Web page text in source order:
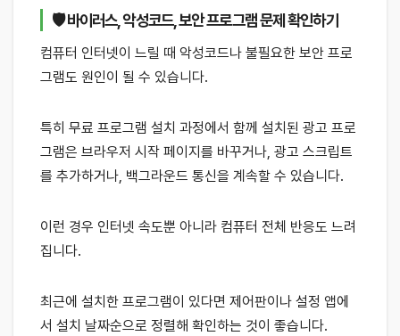
🛡 바이러스, 악성코드, 보안 프로그램 문제 확인하기
컴퓨터 인터넷이 느릴 때 악성코드나 불필요한 보안 프로
그램도 원인이 될 수 있습니다.
특히 무료 프로그램 설치 과정에서 함께 설치된 광고 프로
그램은 브라우저 시작 페이지를 바꾸거나, 광고 스크립트
를 추가하거나, 백그라운드 통신을 계속할 수 있습니다.
이런 경우 인터넷 속도뿐 아니라 컴퓨터 전체 반응도 느려
집니다.
최근에 설치한 프로그램이 있다면 제어판이나 설정 앱에
서 설치 날짜순으로 정렬해 확인하는 것이 좋습니다.